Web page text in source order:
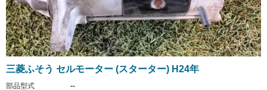
三菱ふそう セルモーター (スターター) H24年
部品型式
--